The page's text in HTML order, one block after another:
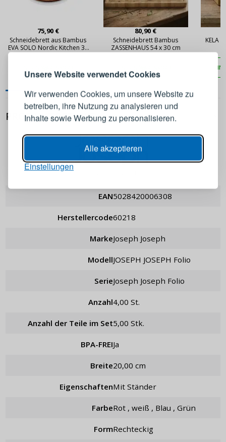
Unsere Website verwendet Cookies
Wir verwenden Cookies, um unsere Website zu
betreiben, ihre Nutzung zu analysieren und
Inhalte sowie Werbung zu personalisieren.
Alle akzeptieren
Einstellungen
75,90 €
Schneidebrett aus Bambus
EVA SOLO Nordic Kitchen 35
cm
80,90 €
Schneidebrett Bambus
ZASSENHAUS 54 x 30 cm
KELA
IN
PRODUKTDETAILS
EAN 5028420006308
Herstellercode 60218
Marke Joseph Joseph
Modell JOSEPH JOSEPH Folio
Serie Joseph Joseph Folio
Anzahl 4,00 St.
Anzahl der Teile im Set 5,00 Stk.
BPA-FREI Ja
Breite 20,00 cm
Eigenschaften mit Ständer
Farbe Rot , weiß , Blau , Grün
Form rechteckig
ANMELDEN REGISTRIEREN
Melden Sie sich bei Ihrem
E-Mail-Adresse